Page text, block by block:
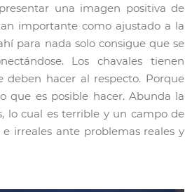
una imagen positiva de
importante como ajustado a la
para nada solo consigue que se
Los chavales tienen
deben hacer al respecto. Porque
que es posible hacer. Abunda la
lo cual es terrible y un campo de
irreales ante problemas reales y